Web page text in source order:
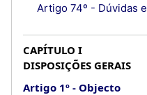
Artigo 74º - Dúvidas
CAPÍTULO I
DISPOSIÇÕES GERAIS
Artigo 1º
Objecto